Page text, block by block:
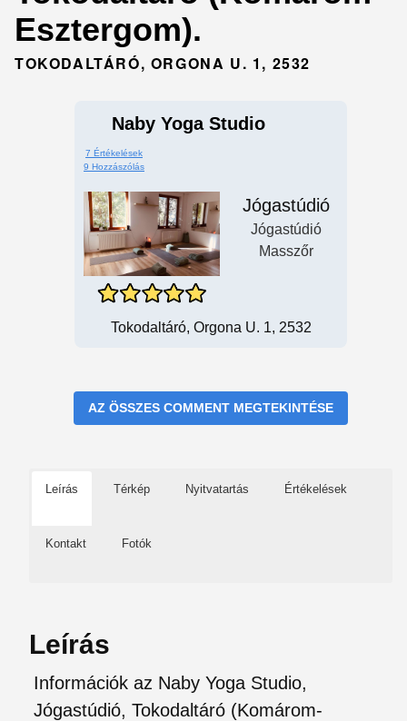
Esztergom).
TOKODALTÁRÓ, ORGONA U. 1, 2532
Naby Yoga Studio
7 Értékelések
9 Hozzászólás
Jógastúdió
Jógastúdió
Masszőr
Tokodaltáró, Orgona U. 1, 2532
AZ ÖSSZES COMMENT MEGTEKINTÉSE
Leírás Térkép Nyitvatartás Értékelések
Kontakt Fotók
Leírás
Információk az Naby Yoga Studio,
Jógastúdió, Tokodaltáró (Komárom-